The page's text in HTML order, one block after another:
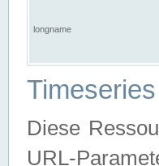
longname
Timeseries
Diese
URL-